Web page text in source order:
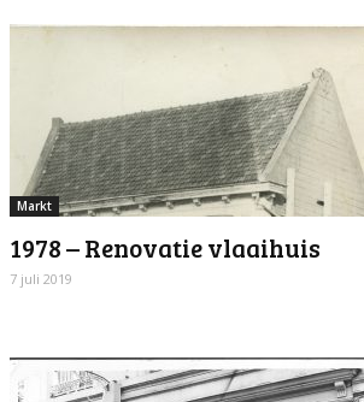
Markt
1978 – Renovatie vlaaihuis
7 juli 2019